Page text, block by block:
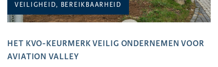
VEILIGHEID, BEREIKBAARHEID
HET KVO-KEURMERK VEILIG ONDERNEMEN VOOR
AVIATION VALLEY